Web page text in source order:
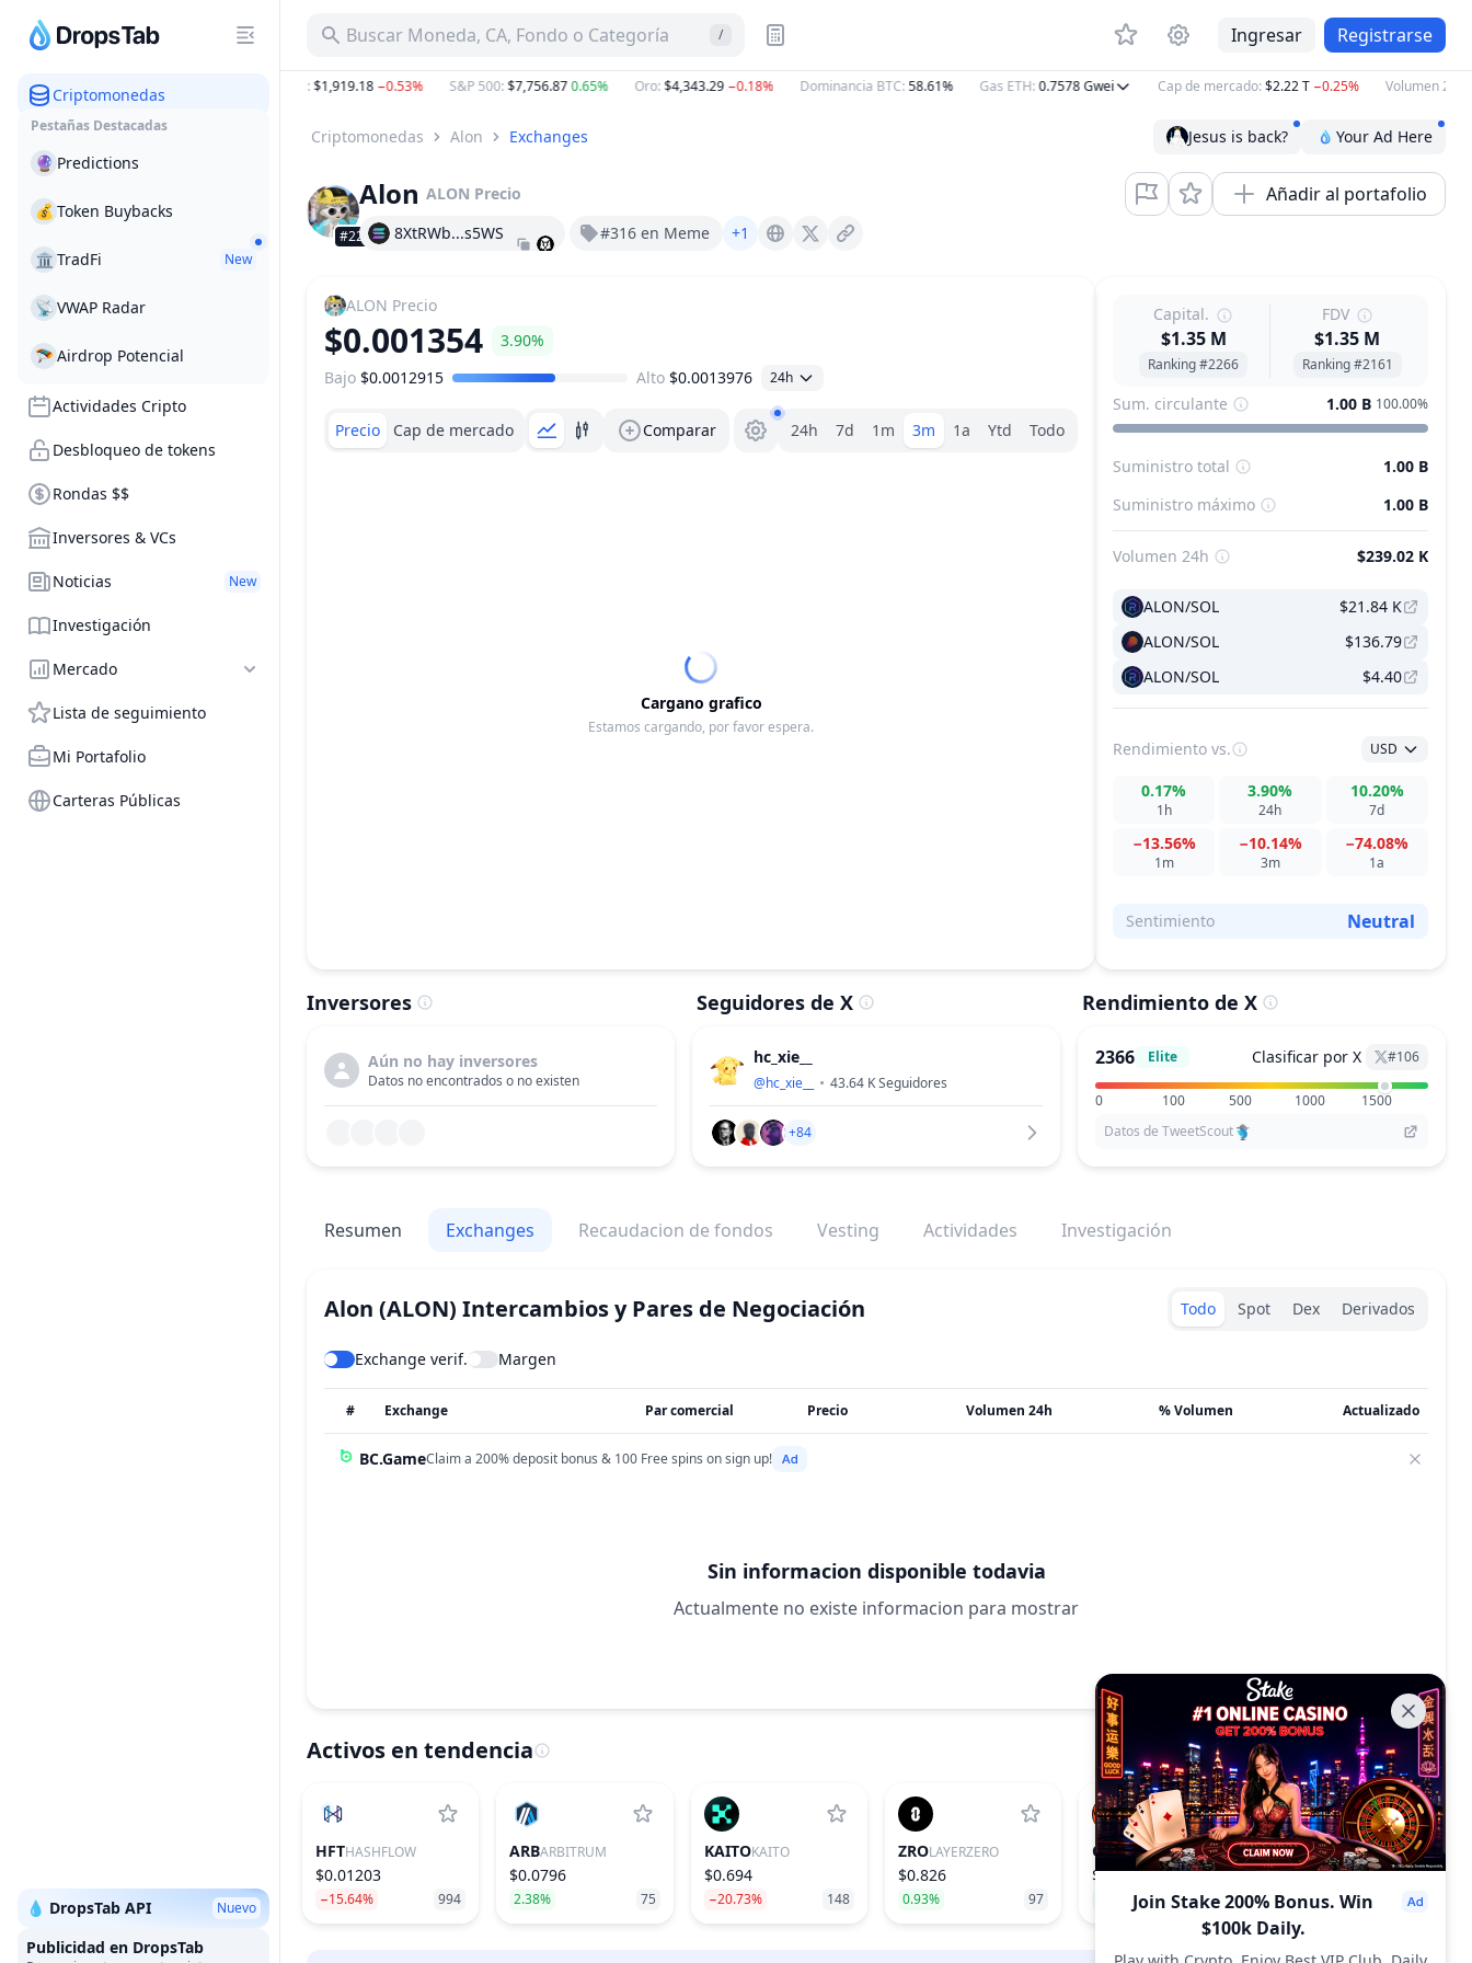
Criptomonedas
Pestañas Destacadas
🔮 Predictions
💰 Token Buybacks
🏛 TradFi New
📡 VWAP Radar
🪂Airdrop Potencial
Actividades Cripto
Desbloqueo de tokens
Rondas $$
Inversores & VCs
Noticias New
Investigación
Mercado
Lista de seguimiento
Mi Portafolio
Carteras Públicas
💧 DropsTab API Nuevo
Publicidad en DropsTab
Buscar Moneda, CA, Fondo o Categoría / Ingresar Registrarse
−21.63% $65,014.90 $1,919.18−0.53% S&P 500:$7,756.870.65% Oro:$4,343.29−0.18% Dominancia BTC:58.61% Gas ETH:0.7578Gwei Cap de mercado:$2.22 T −0.25% Volumen 24h
Criptomonedas Alon Exchanges Jesus is back? Your Ad Here
#2266
Alon ALON Precio Añadir al portafolio
8XtRWb...s5WS #316 en Meme +1 Pump.fun X (Twitter)
ALON Precio
$0.001354 3.90%
Rango de precio
Bajo $0.0012915 Alto $0.0013976 24h
Precio Cap de mercado Comparar Selector de rango
24h 7d 1m 3m 1a Ytd Todo
Cargano grafico
Estamos cargando, por favor espera.
Capital.
$1.35 M
Ranking #2266
FDV
$1.35 M
Ranking #2161
Sum. circulante 1.00 B 100.00%
Suministro total
1.00 B
Suministro máximo
1.00 B
Volumen 24h $239.02 K
ALON/SOL
$21.84 K
ALON/SOL
$136.79
ALON/SOL
$4.40
Rendimiento vs. USD
1h
0.17%
24h
3.90%
7d
10.20%
1m
−13.56%
3m
−10.14%
1a
−74.08%
Sentimiento Neutral
Inversores
Aún no hay inversores
Datos no encontrados o no existen
Seguidores de X
hc_xie__
@hc_xie__ 43.64 KSeguidores
+84
Rendimiento de X
2366 Elite Clasificar por X #106
0 100 500 1000
1500
Datos de TweetScout
Resumen Exchanges Recaudacion de fondos Vesting Actividades Investigación
Alon (ALON) Intercambios y Pares de Negociación Exchanges type
Todo Spot Dex Derivados
Exchange verif. Margen
# Exchange Par comercial Precio Volumen 24h % Volumen Actualizado
BC.GameClaim a 200% deposit bonus & 100 Free spins on sign up!
Sin informacion disponible todavia
Actualmente no existe informacion para mostrar
Activos en tendencia
HFTHASHFLOW
$0.01203
−15.64% 994
ARBARBITRUM
$0.0796
2.38% 75
KAITOKAITO
$0.694
−20.73% 148
ZROLAYERZERO
$0.826
0.93% 97
OPNOPINION
$0.0541
2.57% 1062
Join Stake 200% Bonus. Win
$100k Daily.